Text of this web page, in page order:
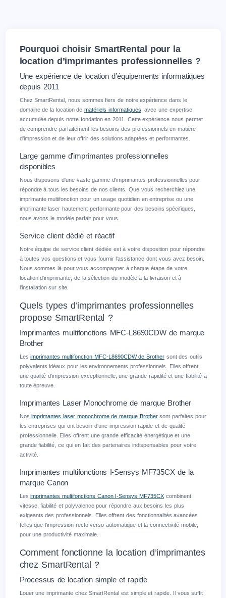
Pourquoi choisir SmartRental pour la
location d’imprimantes professionnelles ?
Une expérience de location d’équipements informatiques
depuis 2011
Chez SmartRental, nous sommes fiers de notre expérience dans le
domaine de la location de matériels informatiques , avec une expertise
accumulée depuis notre fondation en 2011. Cette expérience nous permet
de comprendre parfaitement les besoins des professionnels en matière
d'impression et de leur offrir des solutions adaptées et performantes.
Large gamme d’imprimantes professionnelles
disponibles
Nous disposons d'une vaste gamme d'imprimantes professionnelles pour
répondre à tous les besoins de nos clients. Que vous recherchiez une
imprimante multifonction pour un usage quotidien en entreprise ou une
imprimante laser hautement performante pour des besoins spécifiques,
nous avons le modèle parfait pour vous.
Service client dédié et réactif
Notre équipe de service client dédiée est à votre disposition pour répondre
à toutes vos questions et vous fournir l'assistance dont vous avez besoin.
Nous sommes là pour vous accompagner à chaque étape de votre
location d'imprimante, de la sélection du modèle à la livraison et à
l'installation sur site.
Quels types d’imprimantes professionnelles
propose SmartRental ?
Imprimantes multifonctions MFC-L8690CDW de marque
Brother
Lesimprimantes multifonction MFC-L8690CDW de Brother sont des outils
polyvalents idéaux pour les environnements professionnels. Elles offrent
une qualité d'impression exceptionnelle, une grande rapidité et une fiabilité à
toute épreuve.
Imprimantes Laser Monochrome de marque Brother
Nos imprimantes laser monochrome de marque Brothersont parfaites pour
les entreprises qui ont besoin d'une impression rapide et de qualité
professionnelle. Elles offrent une grande efficacité énergétique et une
grande fiabilité, ce qui en fait des partenaires indispensables pour votre
activité.
Imprimantes multifonctions I-Sensys MF735CX de la
marque Canon
Lesimprimantes multifonctions Canon I-Sensys MF735CX combinent
vitesse, fiabilité et polyvalence pour répondre aux besoins les plus
exigeants des professionnels. Elles offrent des fonctionnalités avancées
telles que l'impression recto verso automatique et la connectivité mobile,
pour une productivité maximale.
Comment fonctionne la location d’imprimantes
chez SmartRental ?
Processus de location simple et rapide
Louer une imprimante chez SmartRental est simple et rapide. Il vous suffit